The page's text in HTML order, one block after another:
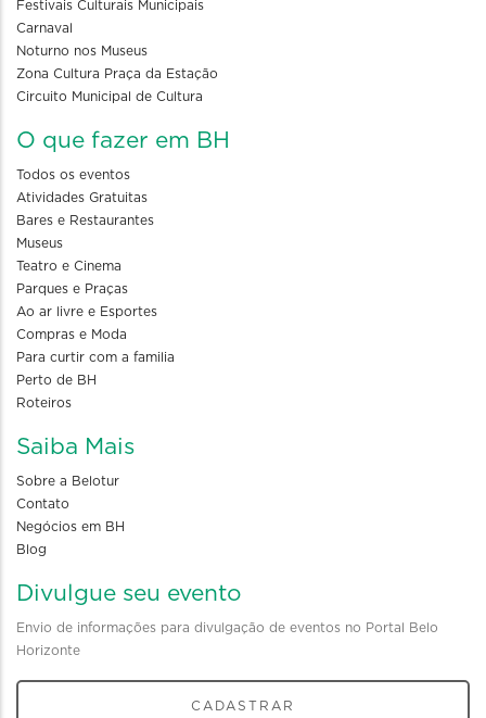
Festivais Culturais Municipais
Carnaval
Noturno nos Museus
Zona Cultura Praça da Estação
Circuito Municipal de Cultura
O que fazer em BH
Todos os eventos
Atividades Gratuitas
Bares e Restaurantes
Museus
Teatro e Cinema
Parques e Praças
Ao ar livre e Esportes
Compras e Moda
Para curtir com a familia
Perto de BH
Roteiros
Saiba Mais
Sobre a Belotur
Contato
Negócios em BH
Blog
Divulgue seu evento
Envio de informações para divulgação de eventos no Portal Belo
Horizonte
CADASTRAR